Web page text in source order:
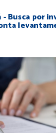
- Busca por